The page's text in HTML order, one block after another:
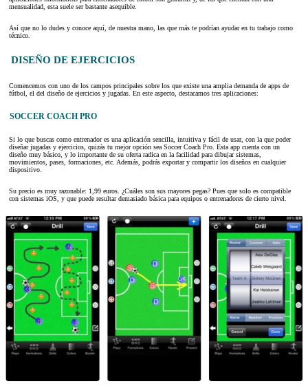
mensualidad, esta suele ser bastante asequible.
Así que no lo dudes y conoce aquí, de nuestra mano, las que más te podrían ayudar en tu trabajo como
técnico.
DISEÑO DE EJERCICIOS
Comencemos con uno de los campos principales sobre los que existe una amplia demanda de apps de
fútbol, el del diseño de ejercicios y jugadas. En este aspecto, destacamos tres aplicaciones:
SOCCER COACH PRO
Si lo que buscas como entrenador es una aplicación sencilla, intuitiva y fácil de usar, con la que poder
diseñar jugadas y ejercicios, quizás tu mejor opción sea Soccer Coach Pro. Esta app cuenta con un
diseño muy básico, y lo importante de su oferta radica en la facilidad para dibujar sistemas,
movimientos, pases, formaciones, etc. Además, podrás exportar y compartir los diseños en cualquier
dispositivo.
Su precio es muy razonable: 1,99 euros. ¿Cuáles son sus mayores pegas? Pues que solo es compatible
con sistemas iOS, y que puede resultar demasiado básica para equipos o entrenadores de cierto nivel.